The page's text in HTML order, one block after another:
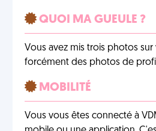
QUOI MA GUEULE ?
Vous avez mis trois photos
forcément des photos de
MOBILITÉ
Vous vous êtes connecté à